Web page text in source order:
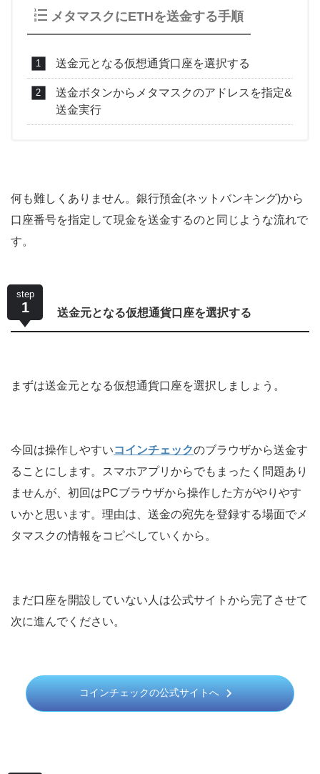
メタマスクにETHを送金する手順
送金元となる仮想通貨口座を選択する
送金ボタンからメタマスクのアドレスを指定&
送金実行
何も難しくありません。銀行預金(ネットバンキング)から
口座番号を指定して現金を送金するのと同じような流れで
す。
step
1 送金元となる仮想通貨口座を選択する
まずは送金元となる仮想通貨口座を選択しましょう。
今回は操作しやすいコインチェックのブラウザから送金す
ることにします。スマホアプリからでもまったく問題あり
ませんが、初回はPCブラウザから操作した方がやりやす
いかと思います。理由は、送金の宛先を登録する場面でメ
タマスクの情報をコピペしていくから。
まだ口座を開設していない人は公式サイトから完了させて
次に進んでください。
コインチェックの公式サイトへ